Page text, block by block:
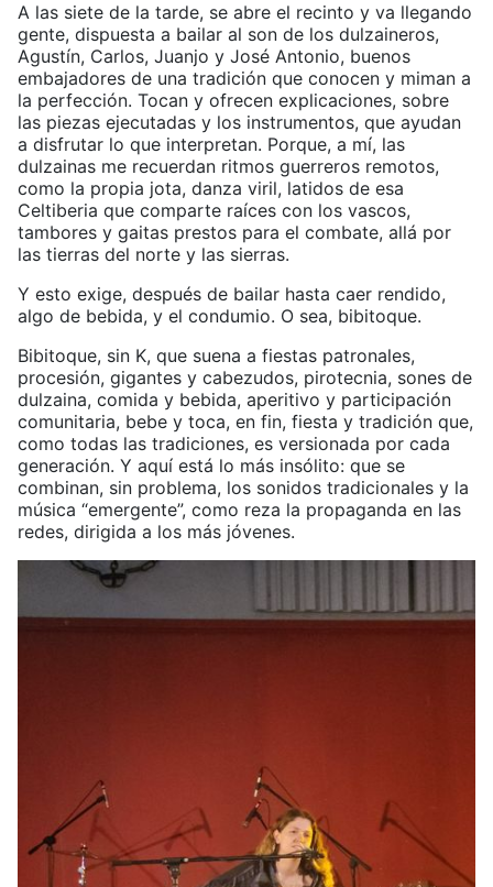
A las siete de la tarde, se abre el recinto y va llegando
gente, dispuesta a bailar al son de los dulzaineros,
Agustín, Carlos, Juanjo y José Antonio, buenos
embajadores de una tradición que conocen y miman a
la perfección. Tocan y ofrecen explicaciones, sobre
las piezas ejecutadas y los instrumentos, que ayudan
a disfrutar lo que interpretan. Porque, a mí, las
dulzainas me recuerdan ritmos guerreros remotos,
como la propia jota, danza viril, latidos de esa
Celtiberia que comparte raíces con los vascos,
tambores y gaitas prestos para el combate, allá por
las tierras del norte y las sierras.
Y esto exige, después de bailar hasta caer rendido,
algo de bebida, y el condumio. O sea, bibitoque.
Bibitoque, sin K, que suena a fiestas patronales,
procesión, gigantes y cabezudos, pirotecnia, sones de
dulzaina, comida y bebida, aperitivo y participación
comunitaria, bebe y toca, en fin, fiesta y tradición que,
como todas las tradiciones, es versionada por cada
generación. Y aquí está lo más insólito: que se
combinan, sin problema, los sonidos tradicionales y la
música “emergente”, como reza la propaganda en las
redes, dirigida a los más jóvenes.